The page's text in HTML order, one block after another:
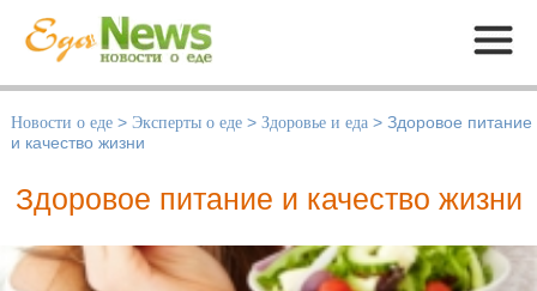
Меню
Новости о еде > Эксперты о еде > Здоровье и еда > Здоровое питание
и качество жизни
Здоровое питание и качество жизни